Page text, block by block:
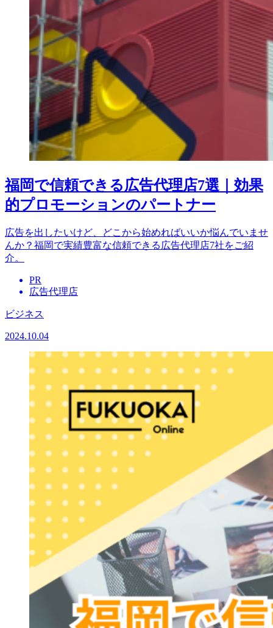
福岡で信頼できる広告代理店7選｜効果
的プロモーションのパートナー
広告を出したいけど、どこから始めればいいか悩んでいませ
んか？福岡で実績豊富な信頼できる広告代理店7社をご紹
介。
PR
広告代理店
ビジネス
2024.10.04